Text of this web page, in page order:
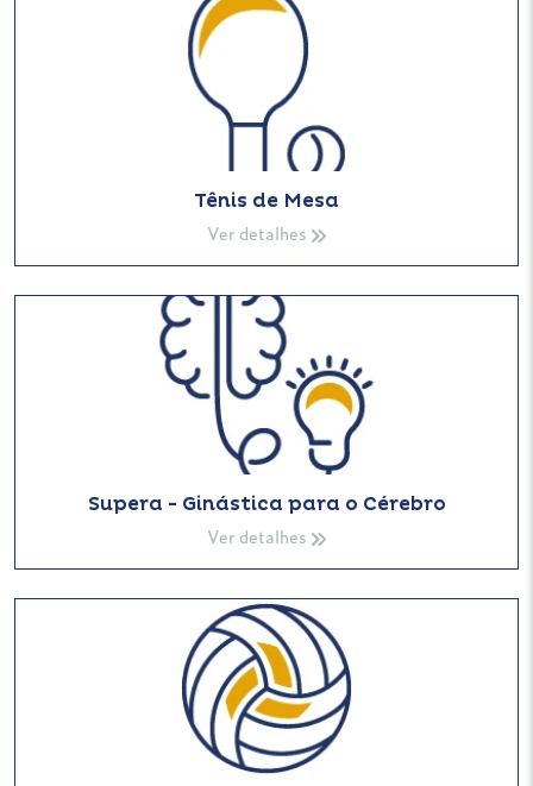
Tênis de Mesa
Ver detalhes
Supera - Ginástica para o Cérebro
Ver detalhes